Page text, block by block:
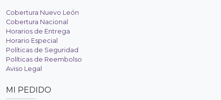
Cobertura Nuevo León
Cobertura Nacional
Horarios de Entrega
Horario Especial
Políticas de Seguridad
Políticas de Reembolso
Aviso Legal
MI PEDIDO